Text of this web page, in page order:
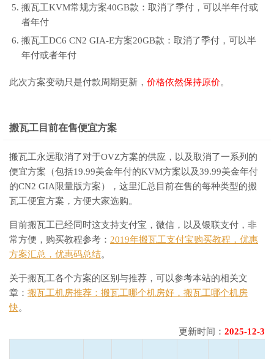
搬瓦工KVM常规方案40GB款：取消了季付，可以半年付或
者年付
搬瓦工DC6 CN2 GIA-E方案20GB款：取消了季付，可以半
年付或者年付
此次方案变动只是付款周期更新， 价格依然保持原价。
搬瓦工目前在售便宜方案
搬瓦工永远取消了对于OVZ方案的供应，以及取消了一系列的
便宜方案（包括19.99美金年付的KVM方案以及39.99美金年付
的CN2 GIA限量版方案），这里汇总目前在售的每种类型的搬
瓦工便宜方案，方便大家选购。
目前搬瓦工已经同时这支持支付宝，微信，以及银联支付，非
常方便，购买教程参考： 2019年搬瓦工支付宝购买教程，优惠
方案汇总，优惠码总结。
关于搬瓦工各个方案的区别与推荐，可以参考本站的相关文
章： 搬瓦工机房推荐：搬瓦工哪个机房好，搬瓦工哪个机房
快。
更新时间： 2025-12-3